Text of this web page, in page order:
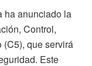
ha anunciado la
Control,
que servirá
Este